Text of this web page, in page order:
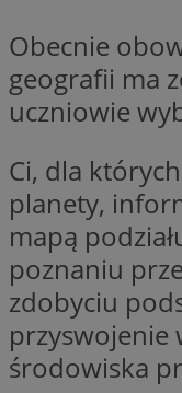
Obecnie
geografii ma
uczniowie
Ci, dla
planety,
mapą
poznaniu
zdobyciu
przyswojenie
środowiska